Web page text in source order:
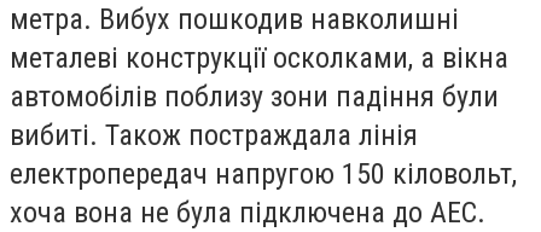
метра. Вибух пошкодив навколишні
металеві конструкції осколками, а вікна
автомобілів поблизу зони падіння були
вибиті. Також постраждала лінія
електропередач напругою 150 кіловольт,
хоча вона не була підключена до АЕС.